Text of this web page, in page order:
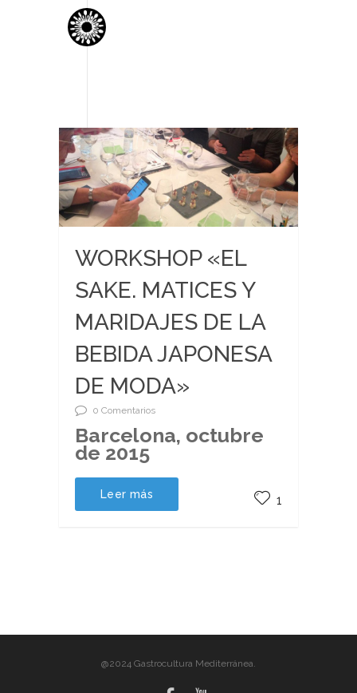
WORKSHOP «EL
SAKE. MATICES Y
MARIDAJES DE LA
BEBIDA JAPONESA
DE MODA»
0 Comentarios
Barcelona, octubre
de 2015
Leer más 1
@2024 Gastrocultura Mediterránea.